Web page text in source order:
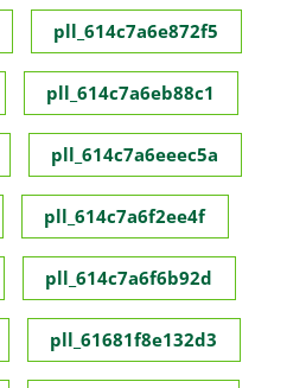
pll_614c7a6e872f5
pll_614c7a6eb88c1
pll_614c7a6eeec5a
pll_614c7a6f2ee4f
pll_614c7a6f6b92d
pll_61681f8e132d3